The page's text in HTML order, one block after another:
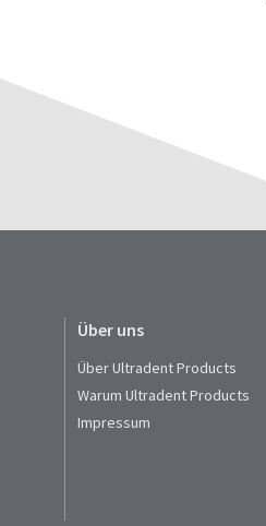
Über uns
Über Ultradent Products
Warum Ultradent Products
Impressum